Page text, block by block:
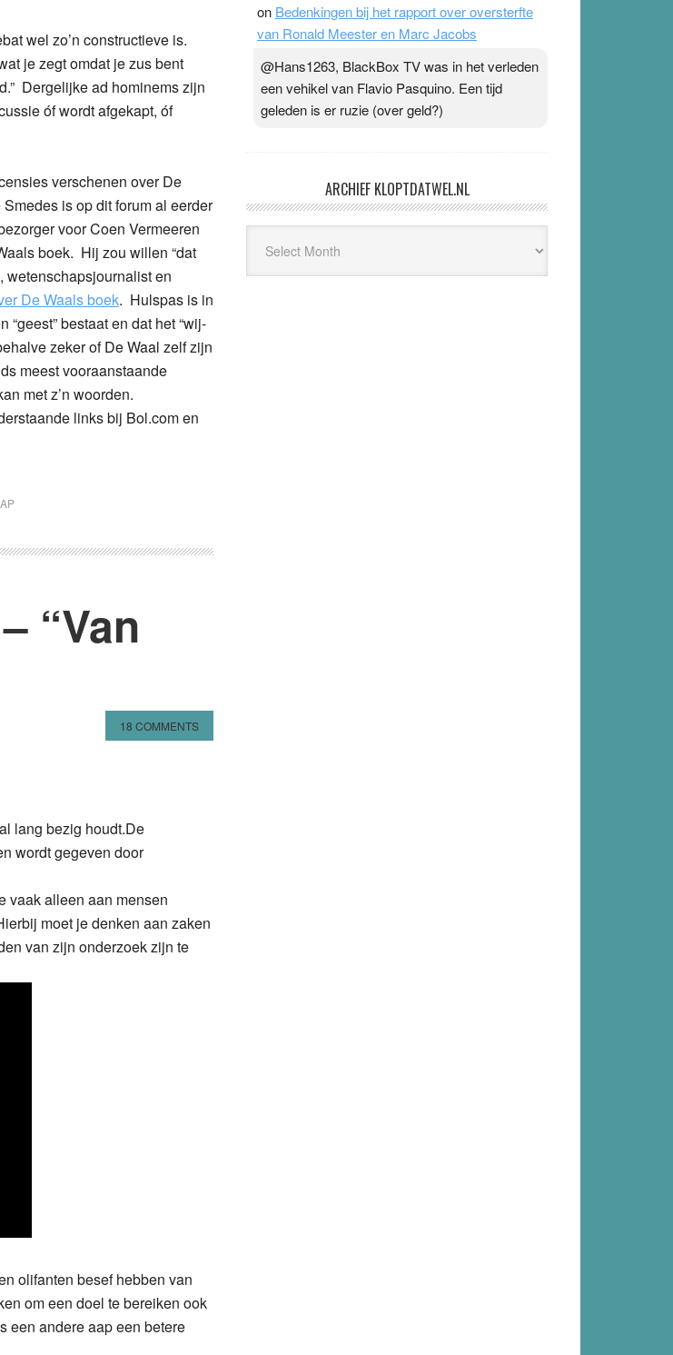
wel zo’n constructieve is.
je zegt omdat je zus bent
Dergelijke ad hominems zijn
óf wordt afgekapt, óf
verschenen over De
is op dit forum al eerder
voor Coen Vermeeren
boek. Hij zou willen “dat
wetenschapsjournalist en
De Waals boek. Hulspas is in
bestaat en dat het “wij-
zeker of De Waal zelf zijn
meest vooraanstaande
met z’n woorden.
links bij Bol.com en
“Van
18 COMMENTS
lang bezig houdt.De
wordt gegeven door
vaak alleen aan mensen
moet je denken aan zaken
van zijn onderzoek zijn te
olifanten besef hebben van
om een doel te bereiken ook
een andere aap een betere
on Bedenkingen bij het rapport over oversterfte
van Ronald Meester en Marc Jacobs
@Hans1263, BlackBox TV was in het verleden
een vehikel van Flavio Pasquino. Een tijd
geleden is er ruzie (over geld?)
ARCHIEF KLOPTDATWEL.NL
Kloptdatwel.nl